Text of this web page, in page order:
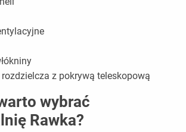
z pokrywą teleskopową
wybrać
Rawka?